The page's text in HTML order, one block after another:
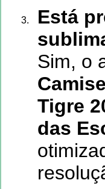
Está
Sim, o
Tigre
das